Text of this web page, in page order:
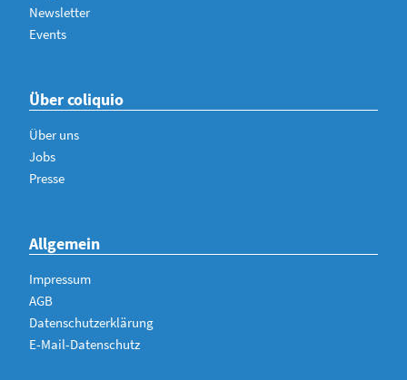
Newsletter
Events
Über coliquio
Über uns
Jobs
Presse
Allgemein
Impressum
AGB
Datenschutzerklärung
E-Mail-Datenschutz